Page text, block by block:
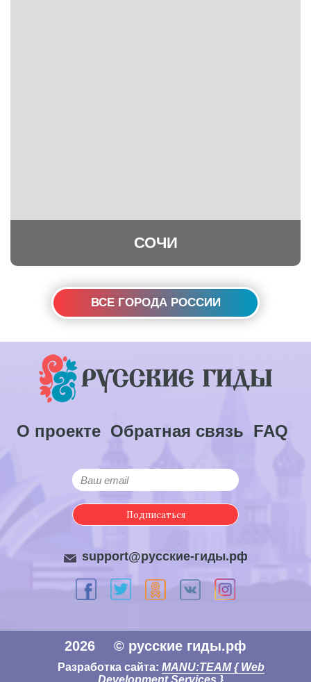
СОЧИ
ВСЕ ГОРОДА РОССИИ
О проекте Обратная связь FAQ
Подписаться
support@русские-гиды.рф
Разработка сайта: MANU:TEAM { Web
2026 © русские гиды.рф